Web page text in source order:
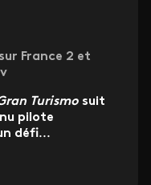
France 2 et
Turismo suit
pilote
défi...